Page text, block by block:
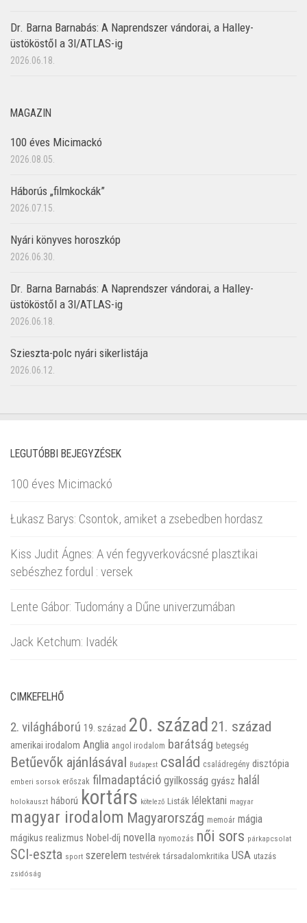
Dr. Barna Barnabás: A Naprendszer vándorai, a Halley-
üstököstől a 3I/ATLAS-ig
2026.06.18.
MAGAZIN
100 éves Micimackó
2026.08.05.
Háborús „filmkockák”
2026.07.15.
Nyári könyves horoszkóp
2026.06.30.
Dr. Barna Barnabás: A Naprendszer vándorai, a Halley-
üstököstől a 3I/ATLAS-ig
2026.06.18.
Szieszta-polc nyári sikerlistája
2026.06.12.
LEGUTÓBBI BEJEGYZÉSEK
100 éves Micimackó
Łukasz Barys: Csontok, amiket a zsebedben hordasz
Kiss Judit Ágnes: A vén fegyverkovácsné plasztikai
sebészhez fordul : versek
Lente Gábor: Tudomány a Dűne univerzumában
Jack Ketchum: Ivadék
CIMKEFELHŐ
2. világháború 19. század 20. század 21. század
amerikai irodalom Anglia angol irodalom barátság betegség
Betűevők ajánlásával Budapest család családregény disztópia
emberi sorsok erőszak filmadaptáció gyilkosság gyász halál
holokauszt háború kortárs kötelező Listák lélektani magyar
magyar irodalom Magyarország memoár mágia
mágikus realizmus Nobel-díj novella nyomozás női sors párkapcsolat
SCI-eszta sport szerelem testvérek társadalomkritika USA utazás
zsidóság